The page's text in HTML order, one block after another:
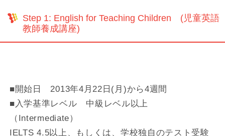
Step 1: English for Teaching Children (児童英語
教師養成講座)
■開始日 2013年4月22日(月)から4週間
■入学基準レベル 中級レベル以上
（Intermediate）
IELTS 4.5以上、もしくは、学校独自のテスト受験